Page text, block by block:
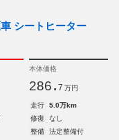
シートヒーター
本体価格
286. 7 万円
走行
5.0万km
修復
なし
整備
法定整備付